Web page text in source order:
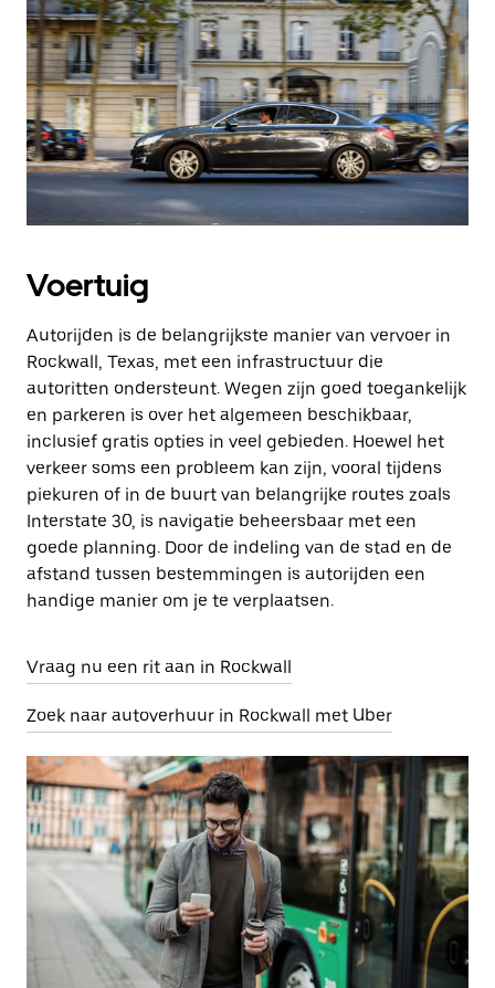
Voertuig
Autorijden is de belangrijkste manier van vervoer in
Rockwall, Texas, met een infrastructuur die
autoritten ondersteunt. Wegen zijn goed toegankelijk
en parkeren is over het algemeen beschikbaar,
inclusief gratis opties in veel gebieden. Hoewel het
verkeer soms een probleem kan zijn, vooral tijdens
piekuren of in de buurt van belangrijke routes zoals
Interstate 30, is navigatie beheersbaar met een
goede planning. Door de indeling van de stad en de
afstand tussen bestemmingen is autorijden een
handige manier om je te verplaatsen.
Vraag nu een rit aan in Rockwall
Zoek naar autoverhuur in Rockwall met Uber